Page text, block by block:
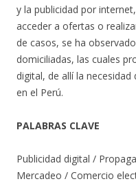
y la publicidad por
acceder a ofertas o
de casos, se ha
domiciliadas, las cuales
digital, de allí la
en el Perú.
PALABRAS CLAVE
Publicidad digital /
Mercadeo / Comercio